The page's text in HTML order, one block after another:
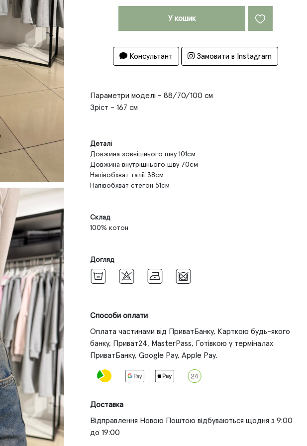
У кошик
Консультант Замовити в Instagram
Параметри моделі - 88/70/100 см
Зріст - 167 см
Деталі
Довжина зовнішнього шву 101см
Довжина внутрішнього шву 70см
Напівобхват талії 38см
Напівобхват стегон 51см
Склад
100% котон
Догляд
h e ` a
Способи оплати
Оплата частинами від ПриватБанку, Карткою будь-якого
банку, Приват24, MasterPass, Готівкою у терміналах
ПриватБанку, Google Pay, Apple Pay.
Доставка
Відправлення Новою Поштою відбуваються щодня з 9:00
до 19:00